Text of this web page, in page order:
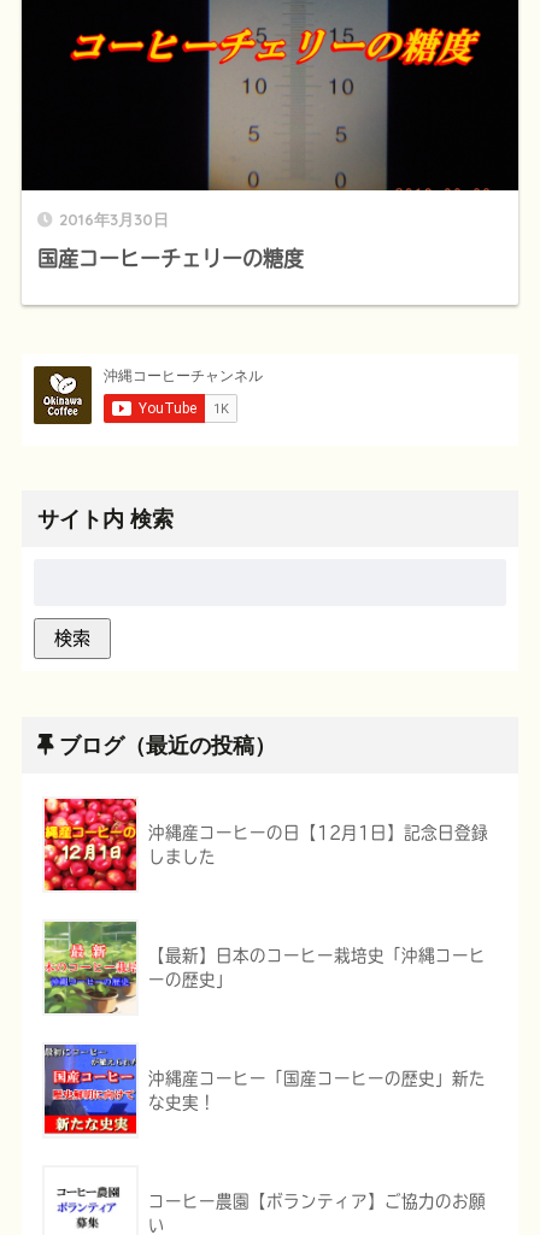
2016年3月30日
国産コーヒーチェリーの糖度
サイト内 検索
ブログ（最近の投稿）
沖縄産コーヒーの日【12月1日】記念日登録
しました
【最新】日本のコーヒー栽培史「沖縄コーヒ
ーの歴史」
沖縄産コーヒー「国産コーヒーの歴史」新た
な史実！
コーヒー農園【ボランティア】ご協力のお願
い